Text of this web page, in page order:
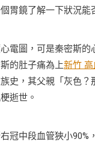
胃鏡了解一下狀況能
圖，可是秦密斯的
的肚子痛為上新竹
史，其父親「灰色
逝世。
中段血管狹小90%